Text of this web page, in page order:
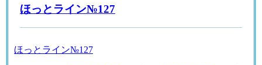
ほっとライン№127
ほっとライン№127